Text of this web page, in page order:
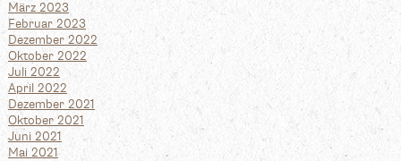
März 2023
Februar 2023
Dezember 2022
Oktober 2022
Juli 2022
April 2022
Dezember 2021
Oktober 2021
Juni 2021
Mai 2021